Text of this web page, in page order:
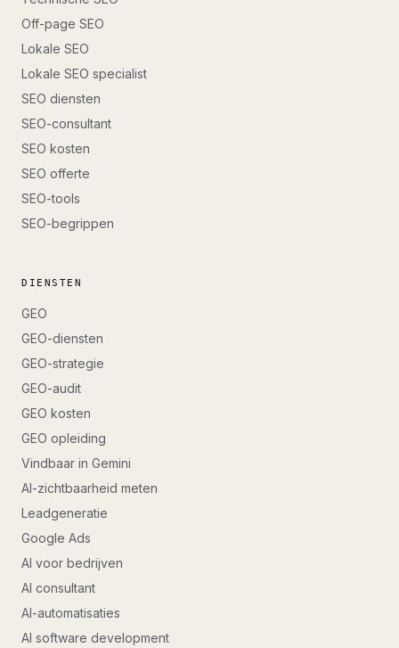
Off-page SEO
Lokale SEO
Lokale SEO specialist
SEO diensten
SEO-consultant
SEO kosten
SEO offerte
SEO-tools
SEO-begrippen
DIENSTEN
GEO
GEO-diensten
GEO-strategie
GEO-audit
GEO kosten
GEO opleiding
Vindbaar in Gemini
AI-zichtbaarheid meten
Leadgeneratie
Google Ads
AI voor bedrijven
AI consultant
AI-automatisaties
AI software development